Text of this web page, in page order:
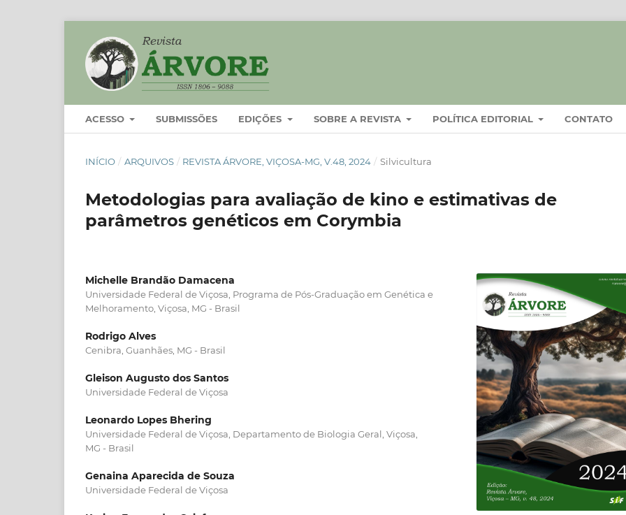
ACESSO SUBMISSÕES EDIÇÕES SOBRE A REVISTA POLÍTICA EDITORIAL CONTATO
INÍCIO / ARQUIVOS / REVISTA ÁRVORE, VIÇOSA-MG, V.48, 2024 / Silvicultura
Metodologias para avaliação de kino e estimativas de
parâmetros genéticos em Corymbia
Michelle Brandão Damacena
Universidade Federal de Viçosa, Programa de Pós-Graduação em Genética e
Melhoramento, Viçosa, MG - Brasil
Rodrigo Alves
Cenibra, Guanhães, MG - Brasil
Gleison Augusto dos Santos
Universidade Federal de Viçosa
Leonardo Lopes Bhering
Universidade Federal de Viçosa, Departamento de Biologia Geral, Viçosa,
MG - Brasil
Genaina Aparecida de Souza
Universidade Federal de Viçosa